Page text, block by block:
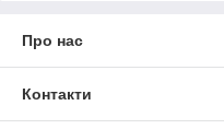
Про нас
Контакти